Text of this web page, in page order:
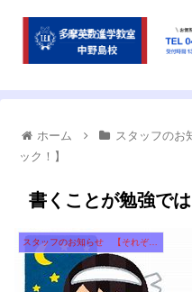
ホーム
スタッフのお
ック！】
書くことが勉強で